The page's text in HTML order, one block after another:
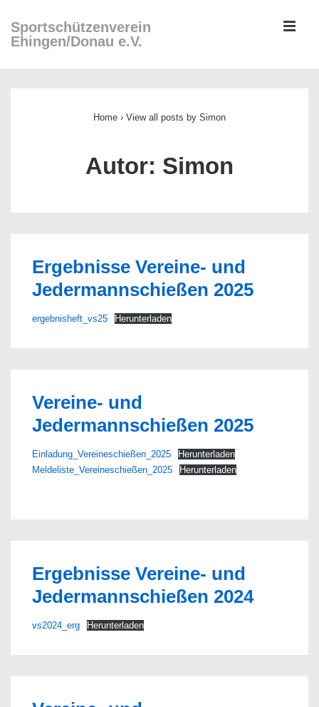
Zum
Inhalt
Sportschützenverein
Ehingen/Donau e.V.
Home › View all posts by Simon
Autor: Simon
Ergebnisse Vereine- und
Jedermannschießen 2025
ergebnisheft_vs25 Herunterladen
Vereine- und
Jedermannschießen 2025
Einladung_Vereineschießen_2025
Herunterladen
Meldeliste_Vereineschießen_2025
Herunterladen
Ergebnisse Vereine- und
Jedermannschießen 2024
vs2024_erg Herunterladen